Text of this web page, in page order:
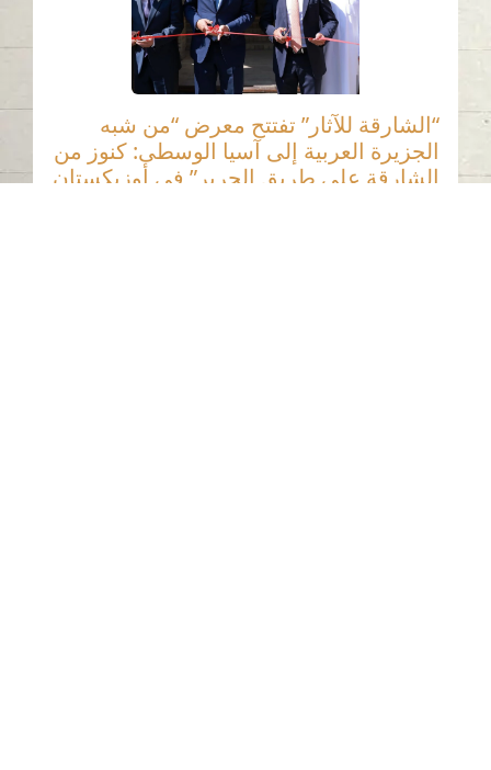
“الشارقة للآثار” تفتتح معرض “من شبه
الجزيرة العربية إلى آسيا الوسطى: كنوز من
الشارقة على طريق الحرير” في أوزبكستان